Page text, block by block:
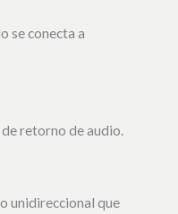
se conecta a
retorno de audio.
unidireccional que